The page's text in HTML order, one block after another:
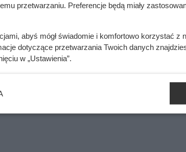
zalej galaretką.
noc.
Oblicz koszty przyrządzenia potrawy
przetwarzaniu. Preferencje będą miały
abyś mógł świadomie i komfortowo korzystać z
dotyczące przetwarzania Twoich danych
w „Ustawienia”.